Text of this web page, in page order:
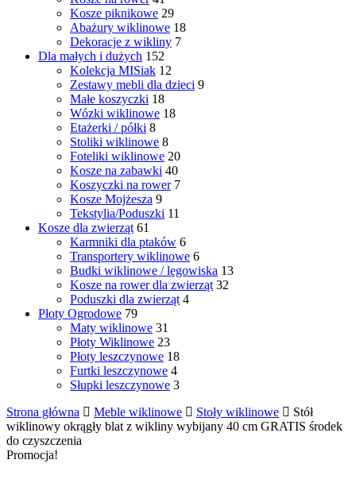
Kosze piknikowe 29
Abażury wiklinowe 18
Dekoracje z wikliny 7
Dla małych i dużych 152
Kolekcja MISiak 12
Zestawy mebli dla dzieci 9
Małe koszyczki 18
Wózki wiklinowe 18
Etażerki / półki 8
Stoliki wiklinowe 8
Foteliki wiklinowe 20
Kosze na zabawki 40
Koszyczki na rower 7
Kosze Mojżesza 9
Tekstylia/Poduszki 11
Kosze dla zwierząt 61
Karmniki dla ptaków 6
Transportery wiklinowe 6
Budki wiklinowe / legowiska 13
Kosze na rower dla zwierząt 32
Poduszki dla zwierząt 4
Płoty Ogrodowe 79
Maty wiklinowe 31
Płoty Wiklinowe 23
Płoty leszczynowe 18
Furtki leszczynowe 4
Słupki leszczynowe 3
Strona główna
Meble wiklinowe Stoły wiklinowe
Stół
wiklinowy okrągły blat z wikliny wybijany 40 cm GRATIS środek
do czyszczenia
Promocja!